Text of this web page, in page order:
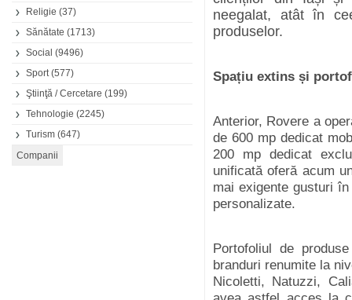
Religie (37)
Sănătate (1713)
Social (9496)
Sport(577)
Ştiinţă / Cercetare (199)
Tehnologie (2245)
Turism (647)
neegalat, atât în
produselor.
Spațiu extins și
Anterior, Rovere a
de 600 mp dedicat
200 mp dedicat
unificată oferă acum
mai exigente gusturi
personalizate.
Portofoliul de
branduri renumite la
Nicoletti, Natuzzi,